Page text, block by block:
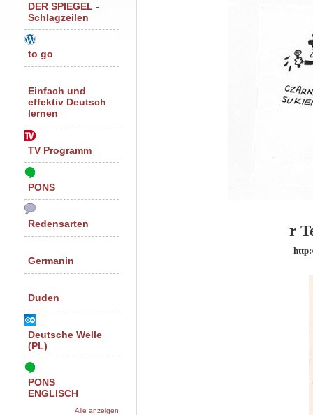
r
DER SPIEGEL -
Schlagzeilen
to go
Einfach und
effektiv Deutsch
lernen
TV Programm
PONS
Redensarten
Germanin
Duden
Deutsche Welle
(PL)
PONS
ENGLISCH
Alle anzeigen